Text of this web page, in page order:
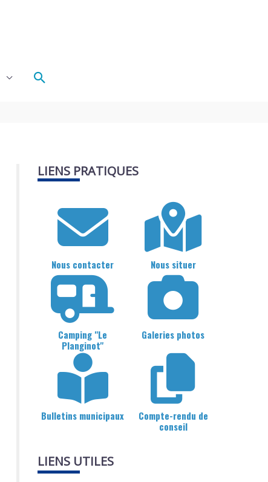
Rechercher
LIENS PRATIQUES
Nous contacter Nous situer
Camping "Le
Planginot"
Galeries photos
Bulletins municipaux
Compte-rendu de
conseil
LIENS UTILES